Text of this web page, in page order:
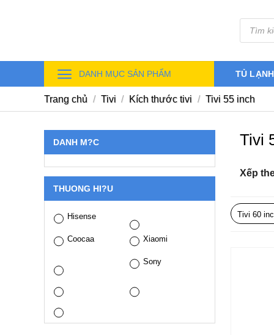
Tìm
kiếm
sản
DANH MỤC SẢN PHẨM TỦ LẠNH
Trang chủ / Tivi / Kích thước tivi / Tivi 55 inch
DANH M?C
THUONG HI?U
Hisense
Coocaa Xiaomi
Sony
Tivi
Xếp
Tivi 60